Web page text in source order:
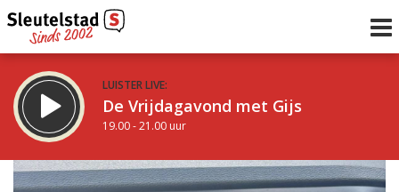
LUISTER LIVE:
De Vrijdagavond met Gijs
19.00 - 21.00 uur
STRAKS: